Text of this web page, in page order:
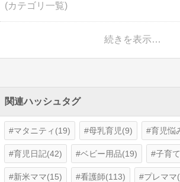
(カテゴリ一覧)
続きを表示…
関連ハッシュタグ
マタニティ(19) 母乳育児(9) 育児悩
育児日記(42) ベビー用品(19) 子育
新米ママ(15) 看護師(113) プレママ